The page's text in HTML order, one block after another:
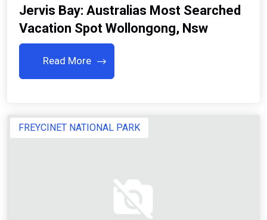
Jervis Bay: Australias Most Searched
Vacation Spot Wollongong, Nsw
Read More
FREYCINET NATIONAL PARK